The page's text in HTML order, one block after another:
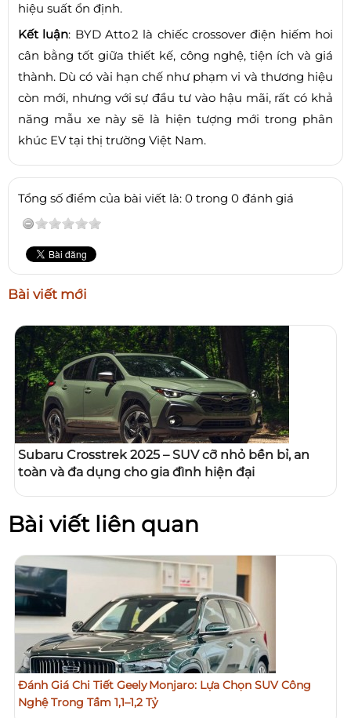
hiệu suất ổn định.
Kết luận: BYD Atto 2 là chiếc crossover điện hiếm hoi
cân bằng tốt giữa thiết kế, công nghệ, tiện ích và giá
thành. Dù có vài hạn chế như phạm vi và thương hiệu
còn mới, nhưng với sự đầu tư vào hậu mãi, rất có khả
năng mẫu xe này sẽ là hiện tượng mới trong phân
khúc EV tại thị trường Việt Nam.
Tổng số điểm của bài viết là: 0 trong 0 đánh giá
Bài viết mới
Subaru Crosstrek 2025 – SUV cỡ nhỏ bền bỉ, an
toàn và đa dụng cho gia đình hiện đại
Bài viết liên quan
Đánh Giá Chi Tiết Geely Monjaro: Lựa Chọn SUV Công
Nghệ Trong Tầm 1,1–1,2 Tỷ